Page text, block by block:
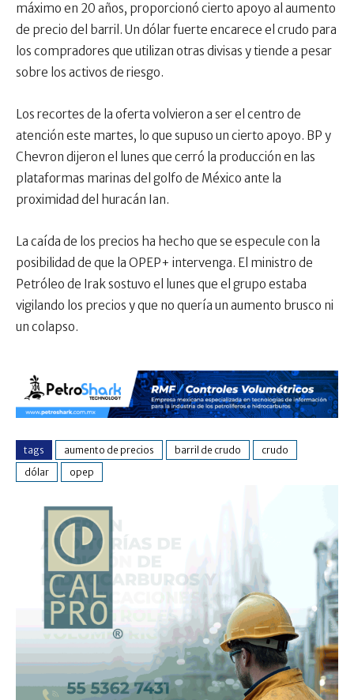
máximo en 20 años, proporcionó cierto apoyo al aumento
de precio del barril. Un dólar fuerte encarece el crudo para
los compradores que utilizan otras divisas y tiende a pesar
sobre los activos de riesgo.
Los recortes de la oferta volvieron a ser el centro de
atención este martes, lo que supuso un cierto apoyo. BP y
Chevron dijeron el lunes que cerró la producción en las
plataformas marinas del golfo de México ante la
proximidad del huracán Ian.
La caída de los precios ha hecho que se especule con la
posibilidad de que la OPEP+ intervenga. El ministro de
Petróleo de Irak sostuvo el lunes que el grupo estaba
vigilando los precios y que no quería un aumento brusco ni
un colapso.
tags aumento de precios barril de crudo
crudo
dólar
opep